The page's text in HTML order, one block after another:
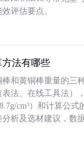
评估要点。
法有哪些
和黄铜棒重量的三
表法、在线工具法）
cm³）和计算公式
析及选材建议，数